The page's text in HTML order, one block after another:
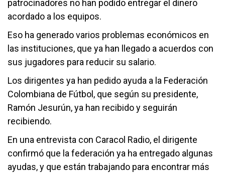
patrocinadores no han podido entregar el dinero
acordado a los equipos.
Eso ha generado varios problemas económicos en
las instituciones, que ya han llegado a acuerdos con
sus jugadores para reducir su salario.
Los dirigentes ya han pedido ayuda a la Federación
Colombiana de Fútbol, que según su presidente,
Ramón Jesurún, ya han recibido y seguirán
recibiendo.
En una entrevista con Caracol Radio, el dirigente
confirmó que la federación ya ha entregado algunas
ayudas, y que están trabajando para encontrar más